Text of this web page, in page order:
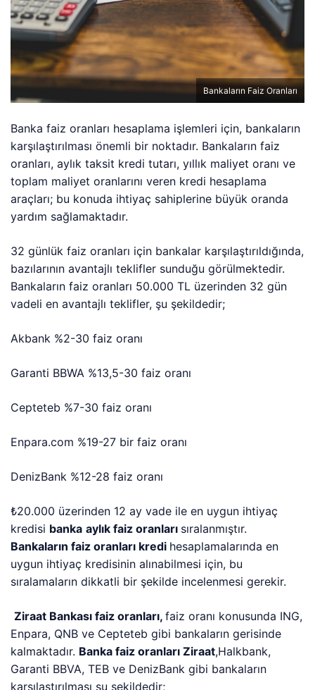
Bankaların Faiz Oranları
Banka faiz oranları hesaplama işlemleri için, bankaların
karşılaştırılması önemli bir noktadır. Bankaların faiz
oranları, aylık taksit kredi tutarı, yıllık maliyet oranı ve
toplam maliyet oranlarını veren kredi hesaplama
araçları; bu konuda ihtiyaç sahiplerine büyük oranda
yardım sağlamaktadır.
32 günlük faiz oranları için bankalar karşılaştırıldığında,
bazılarının avantajlı teklifler sunduğu görülmektedir.
Bankaların faiz oranları 50.000 TL üzerinden 32 gün
vadeli en avantajlı teklifler, şu şekildedir;
Akbank %2-30 faiz oranı
Garanti BBWA %13,5-30 faiz oranı
Cepteteb %7-30 faiz oranı
Enpara.com %19-27 bir faiz oranı
DenizBank %12-28 faiz oranı
₺20.000 üzerinden 12 ay vade ile en uygun ihtiyaç
kredisi banka aylık faiz oranları sıralanmıştır.
Bankaların faiz oranları kredi hesaplamalarında en
uygun ihtiyaç kredisinin alınabilmesi için, bu
sıralamaların dikkatli bir şekilde incelenmesi gerekir.
Ziraat Bankası faiz oranları,faiz oranı konusunda ING,
Enpara, QNB ve Cepteteb gibi bankaların gerisinde
kalmaktadır. Banka faiz oranları Ziraat,Halkbank,
Garanti BBVA, TEB ve DenizBank gibi bankaların
karşılaştırılması şu şekildedir;